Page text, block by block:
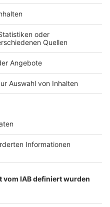
Kontakt
Studio-Hotline
Verkehrs-Hotline
Newsletter